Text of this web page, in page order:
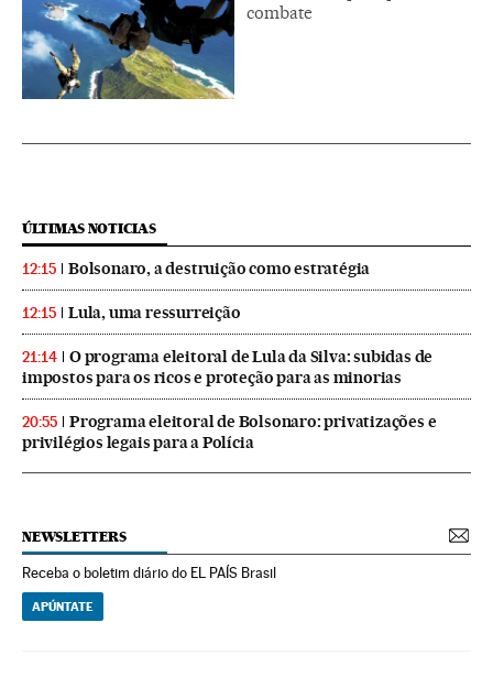
combate
ÚLTIMAS NOTICIAS
12:15 Bolsonaro, a destruição como estratégia
12:15 Lula, uma ressurreição
21:14
O programa eleitoral de Lula da Silva: subidas de
impostos para os ricos e proteção para as minorias
20:55
Programa eleitoral de Bolsonaro: privatizações e
privilégios legais para a Polícia
NEWSLETTERS
Receba o boletim diário do EL PAÍS Brasil
APÚNTATE